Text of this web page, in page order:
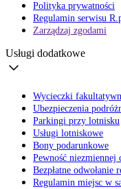
Polityka prywatności
Regulamin serwisu
Zarządzaj zgodami
Usługi dodatkowe
Wycieczki
Ubezpieczenia
Parkingi przy lotnisku
Usługi lotniskowe
Bony podarunkowe
Pewność niezmiennej
Bezpłatne odwołanie
Regulamin miejsc w